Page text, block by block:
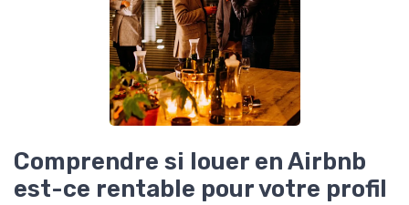
Comprendre si louer en Airbnb
est-ce rentable pour votre profil